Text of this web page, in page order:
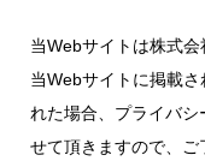
当Webサイトは株式会
当Webサイトに掲載
れた場合、プライバシ
せて頂きますので、ご